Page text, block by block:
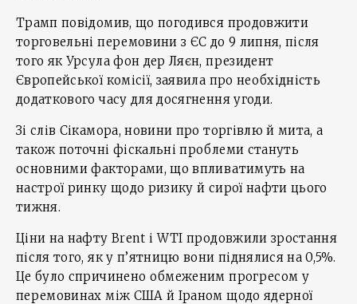
Трамп повідомив, що погодився продовжити
торговельні перемовини з ЄС до 9 липня, після
того як Урсула фон дер Ляєн, президент
Європейської комісії, заявила про необхідність
додаткового часу для досягнення угоди.
Зі слів Сікамора, новини про торгівлю й мита, а
також поточні фіскальні проблеми стануть
основними факторами, що впливатимуть на
настрої ринку щодо ризику й сирої нафти цього
тижня.
Ціни на нафту Brent і WTI продовжили зростання
після того, як у п’ятницю вони піднялися на 0,5%.
Це було спричинено обмеженим прогресом у
перемовинах між США й Іраном щодо ядерної